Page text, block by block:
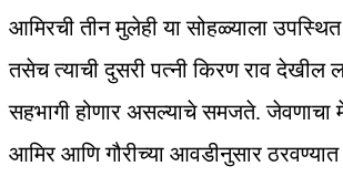
आमिरची तीन मुलेही या सोहळ्याला
तसेच त्याची दुसरी पत्नी किरण राव देखील
सहभागी होणार असल्याचे समजते. जेवणाचा
आमिर आणि गौरीच्या आवडीनुसार